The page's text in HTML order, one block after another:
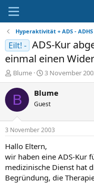
Hyperaktivität + ADS -
Eilt! - ADS-Kur
einmal einen
E
r
s
l
e
r
Blume
E
r
s
e
l
t
a
m
3 November
B Blume
Guest
3 November 2003
Hallo Eltern,
wir haben eine ADS-Kur
medizinische Dienst hat
Begründung, die